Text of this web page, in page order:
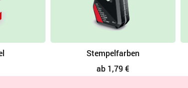
Stempelfarben
ab 1,79 €